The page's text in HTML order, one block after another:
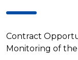
Contract
Monitoring of